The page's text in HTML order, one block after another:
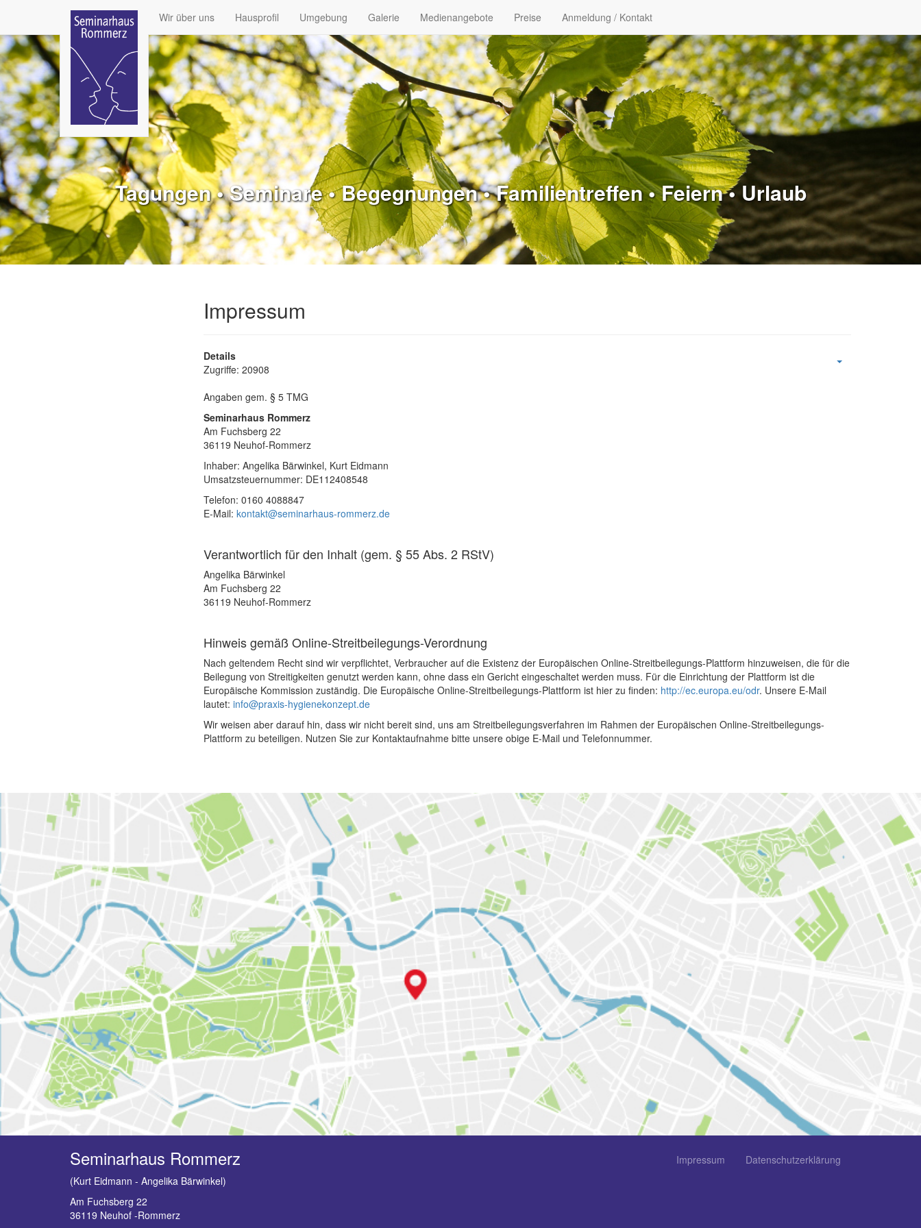
Wir über uns Hausprofil Umgebung Galerie Medienangebote Preise Anmeldung / Kontakt
Tagungen • Seminare • Begegnungen • Familientreffen • Feiern • Urlaub
Impressum
Details
Zugriffe: 20908
Angaben gem. § 5 TMG
Seminarhaus Rommerz
Am Fuchsberg 22
36119 Neuhof-Rommerz
Inhaber: Angelika Bärwinkel, Kurt Eidmann
Umsatzsteuernummer: DE112408548
Telefon: 0160 4088847
E-Mail: kontakt@seminarhaus-rommerz.de
Verantwortlich für den Inhalt (gem. § 55 Abs. 2 RStV)
Angelika Bärwinkel
Am Fuchsberg 22
36119 Neuhof-Rommerz
Hinweis gemäß Online-Streitbeilegungs-Verordnung
Nach geltendem Recht sind wir verpflichtet, Verbraucher auf die Existenz der Europäischen Online-Streitbeilegungs-Plattform hinzuweisen, die für die
Beilegung von Streitigkeiten genutzt werden kann, ohne dass ein Gericht eingeschaltet werden muss. Für die Einrichtung der Plattform ist die
Europäische Kommission zuständig. Die Europäische Online-Streitbeilegungs-Plattform ist hier zu finden: http://ec.europa.eu/odr. Unsere E-Mail
lautet: info@praxis-hygienekonzept.de
Wir weisen aber darauf hin, dass wir nicht bereit sind, uns am Streitbeilegungsverfahren im Rahmen der Europäischen Online-Streitbeilegungs-
Plattform zu beteiligen. Nutzen Sie zur Kontaktaufnahme bitte unsere obige E-Mail und Telefonnummer.
Seminarhaus Rommerz
(Kurt Eidmann - Angelika Bärwinkel)
Am Fuchsberg 22
36119 Neuhof -Rommerz
Impressum Datenschutzerklärung